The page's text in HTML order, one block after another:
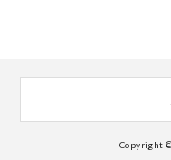
Copyright